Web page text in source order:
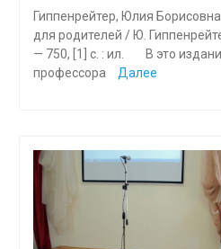
Гиппенрейтер, Юлия
для родителей / Ю.
— 750, [1] с. : ил. В это
профессора
Далее